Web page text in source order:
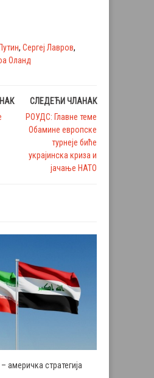
, Сергеј Лавров,
Оланд
СЛЕДЕЋИ ЧЛАНАК
РОУДС: Главне теме
Обамине европске
турнеје биће
украјинска криза и
јачање НАТО
америчка стратегија